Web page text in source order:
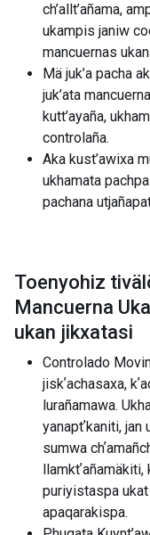
ch’allt’añama,
ukampis janiw
mancuernas
Mä juk’a pacha
juk’ata
kutt’ayaña,
controlaña.
Aka kust’awixa
ukhamata
pachana
Toenyohiz
Mancuerna
ukan jikxatasi
Controlado
jiskʼachasaxa,
lurañamawa.
yanaptʼkaniti, jan
sumwa
puriyistaspa
apaqarakispa.